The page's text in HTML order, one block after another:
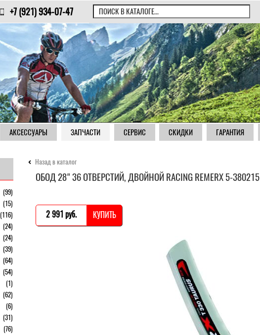
+7 (921) 934-07-47
АКСЕССУАРЫ ЗАПЧАСТИ СЕРВИС СКИДКИ ГАРАНТИЯ
Назад в каталог
ОБОД 28" 36 ОТВЕРСТИЙ, ДВОЙНОЙ RACING REMERX 5-380215
2 991 pуб. КУПИТЬ
(99)
(15)
(116)
(24)
(24)
(39)
(64)
(54)
(1)
(62)
(6)
(31)
(76)